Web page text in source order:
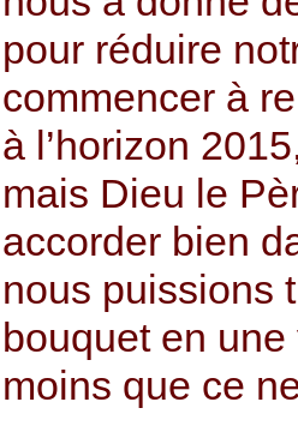
pour réduire
commencer à
à l’horizon
mais Dieu le
accorder bien
nous puissions
bouquet en
moins que ce